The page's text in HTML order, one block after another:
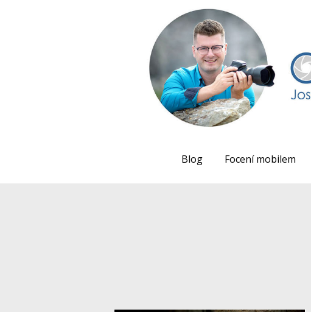
Blog Focení mobilem